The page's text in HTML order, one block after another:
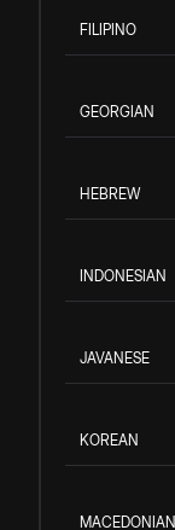
FILIPINO
GEORGIAN
HEBREW
INDONESIAN
JAVANESE
KOREAN
MACEDONIAN